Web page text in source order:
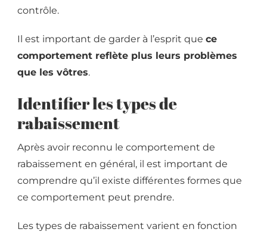
contrôle.
Il est important de garder à l’esprit que ce
comportement reflète plus leurs problèmes
que les vôtres.
Identifier les types de
rabaissement
Après avoir reconnu le comportement de
rabaissement en général, il est important de
comprendre qu’il existe différentes formes que
ce comportement peut prendre.
Les types de rabaissement varient en fonction